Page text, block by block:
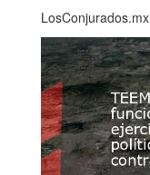
LosConjurados.mx